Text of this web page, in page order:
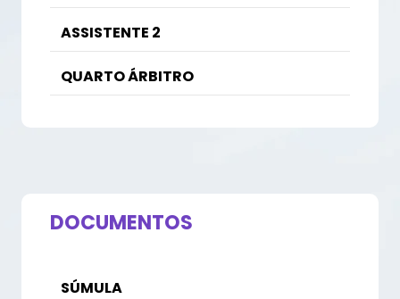
ASSISTENTE 2
QUARTO ÁRBITRO
DOCUMENTOS
SÚMULA